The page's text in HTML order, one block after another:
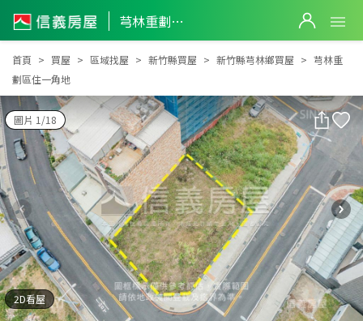
芎林重劃區住一角地
芎林重劃區住一角地
首頁 買屋 區域找屋 新竹縣買屋 新竹縣芎林鄉買屋
芎林重
劃區住一角地
圖片 1/18
2D看屋